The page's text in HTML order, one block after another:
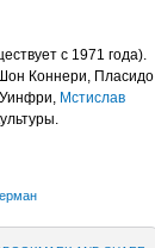
с 1971 года).
Коннери, Пласидо
Мстислав